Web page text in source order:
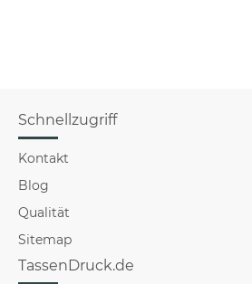
Schnellzugriff
Kontakt
Blog
Qualität
Sitemap
TassenDruck.de